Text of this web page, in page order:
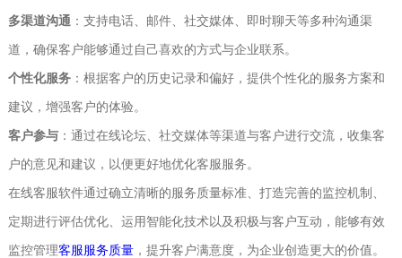
多渠道沟通 ‌：支持电话、邮件、社交媒体、即时聊天等多种沟通渠
道，确保客户能够通过自己喜欢的方式与企业联系。
个性化服务‌：根据客户的历史记录和偏好，提供个性化的服务方案和
建议，增强客户的体验。
客户参与‌：通过在线论坛、社交媒体等渠道与客户进行交流，收集客
户的意见和建议，以便更好地优化客服服务。
在线客服软件通过确立清晰的服务质量标准、打造完善的监控机制、
定期进行评估优化、运用智能化技术以及积极与客户互动，能够有效
监控管理客服服务质量，提升客户满意度，为企业创造更大的价值。